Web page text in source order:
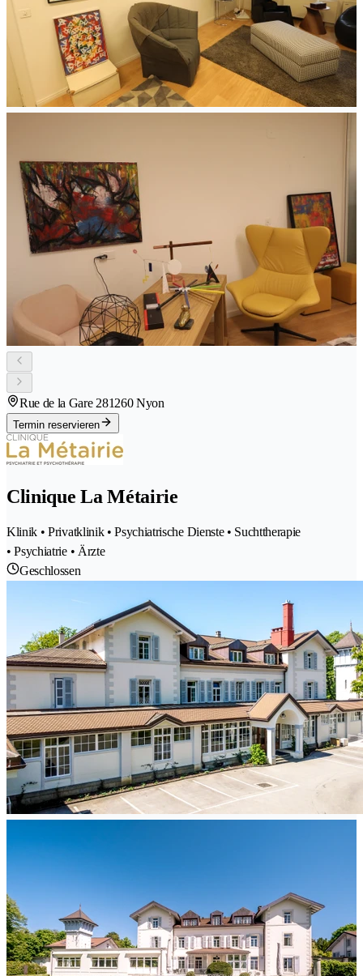
Rue de la Gare 281260 Nyon
Termin reservieren
Clinique La Métairie
Klinik • Privatklinik • Psychiatrische Dienste • Suchttherapie
• Psychiatrie • Ärzte
Geschlossen